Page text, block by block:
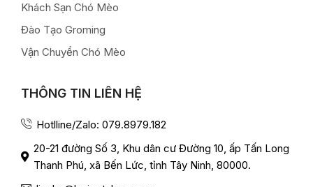
Khách Sạn Chó Mèo
Đào Tạo Groming
Vận Chuyển Chó Mèo
THÔNG TIN LIÊN HỆ
Hotlline/Zalo: 079.8979.182
20-21 đường Số 3, Khu dân cư Đường 10, ấp Tấn Long
Thanh Phú, xã Bến Lức, tỉnh Tây Ninh, 80000.